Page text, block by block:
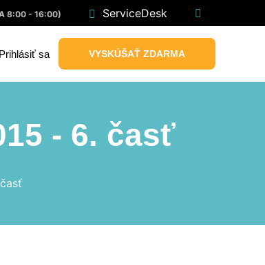
8:00 - 16:00) ServiceDesk
Prihlásiť sa VYSKÚŠAŤ ZDARMA
- 6. časť